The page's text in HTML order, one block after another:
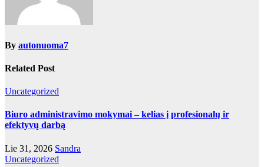
By autonuoma7
Related Post
Uncategorized
Biuro administravimo mokymai – kelias į profesionalų ir
efektyvų darbą
Lie 31, 2026 Sandra
Uncategorized